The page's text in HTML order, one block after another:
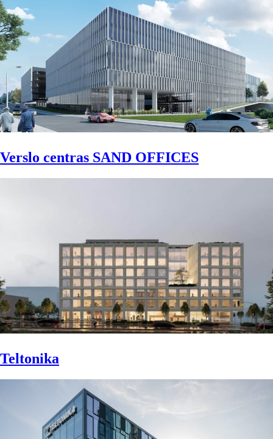
Verslo centras SAND OFFICES
Teltonika